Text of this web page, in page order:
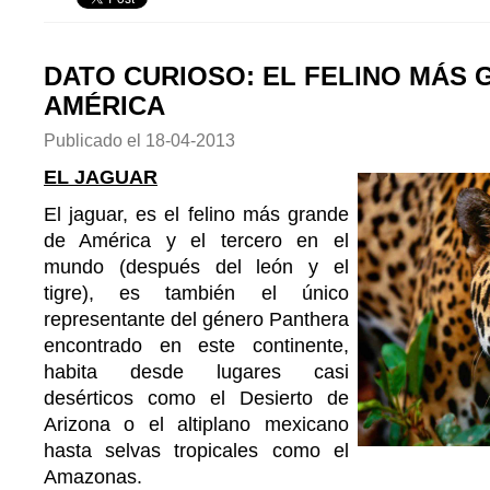
DATO CURIOSO: EL FELINO MÁS
AMÉRICA
Publicado el 18-04-2013
EL JAGUAR
El jaguar, es el felino más grande
de América y el tercero en el
mundo (después del león y el
tigre), es también el único
representante del género Panthera
encontrado en este continente,
habita desde lugares casi
desérticos como el Desierto de
Arizona o el altiplano mexicano
hasta selvas tropicales como el
Amazonas.